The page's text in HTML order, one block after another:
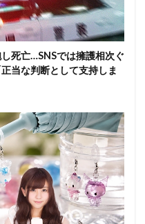
死亡…SNSでは擁護相次ぐ
当な判断として支持しま